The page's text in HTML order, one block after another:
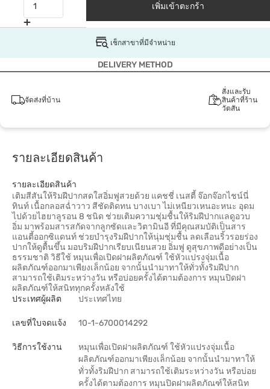
เพิ่มเข้าตะกร้า
เช็กสาขาที่มีจำหน่าย
DELIVERY METHOD
จัดส่งที่บ้าน
สั่งและรับ
สินค้าที่ร้าน
วัตสัน
รายละเอียดสินค้า
รายละเอียดสินค้า
เติมสีสันให้ริมฝีปากสดใสอิ่มฟูสวยด้วย แคชชี่ เนสตี้ จ๊อกจ๊อกไชน์นี่
ทินท์ เนื้อกลอสฉ่ำวาว สีชัดติดทน บางเบา ไม่เหนียวเหนอะหนะ อุดม
ไปด้วยไฮยาลูรอน 8 ชนิด ช่วยเติมความชุ่มชื้นให้ริมฝีปากแลดูอวบ
อิ่ม มาพร้อมสารสกัดจากลูกซัดและวิตามินอี ที่มีคุณสมบัติเป็นสาร
แอนตี้ออกซิแดนท์ ช่วยบำรุงริมฝีปากให้นุ่มชุ่มชื้น ลดเลือนริ้วรอยร่อง
ปากให้ดูตื้นขึ้น มอบริมฝีปากเรียบเนียนสวย อิ่มฟู ดูสุขภาพดีอย่างเป็น
ธรรมชาติ วิธีใช้ หมุนเพื่อเปิดฝาผลิตภัณฑ์ ใช้หัวแปรงจุ่มเนื้อ
ผลิตภัณฑ์ออกมาเพียงเล็กน้อย จากนั้นนำมาทาให้ทั่วทั้งริมฝีปาก
สามารถใช้เติมระหว่างวัน หรือบ่อยครั้งได้ตามต้องการ หมุนปิดฝา
ผลิตภัณฑ์ให้สนิททุกครั้งหลังใช้
ประเทศผู้ผลิต
ประเทศไทย
เลขที่ใบจดแจ้ง 10-1-6700014292
วิธีการใช้งาน
หมุนเพื่อเปิดฝาผลิตภัณฑ์ ใช้หัวแปรงจุ่มเนื้อ
ผลิตภัณฑ์ออกมาเพียงเล็กน้อย จากนั้นนำมาทาให้
ทั่วทั้งริมฝีปาก สามารถใช้เติมระหว่างวัน หรือบ่อย
ครั้งได้ตามต้องการ หมุนปิดฝาผลิตภัณฑ์ให้สนิท